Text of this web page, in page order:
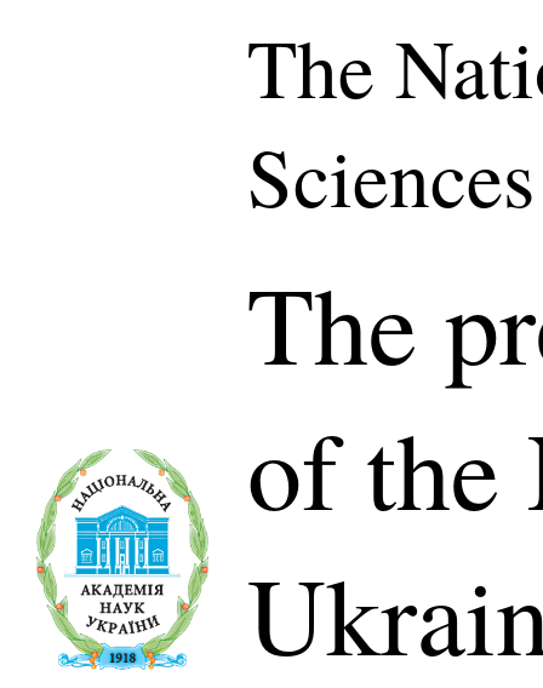
The
The
of the